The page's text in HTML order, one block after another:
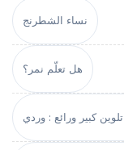
نساء الشطرنج
هل تعلّم نمر؟
كبير ورائع : وردي